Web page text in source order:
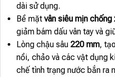
dài sử dụng.
Bề mặt vân siêu mịn chống
giảm bám dấu vân tay và
Lòng chậu sâu 220 mm,
nồi, chảo và các vật dụng
chế tình trạng nước bắn ra